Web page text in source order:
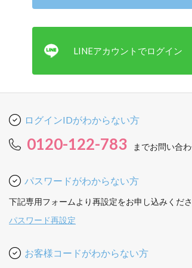
ログインIDがわからない方
0120-122-783 までお問い合
パスワードがわからない方
下記専用フォームより再設定をお申し込みくださ
パスワード再設定
お客様コードがわからない方